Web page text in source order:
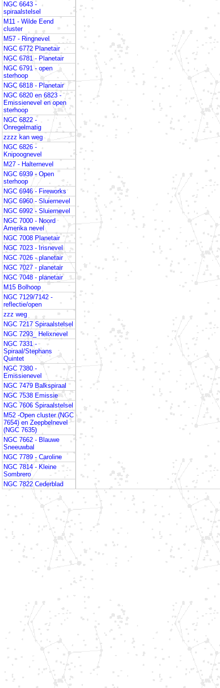
NGC 6643 -
spiraalstelsel
M11 - Wilde Eend
cluster
M57 - Ringnevel
NGC 6772 Planetair
NGC 6781 - Planetair
NGC 6791 - open
sterhoop
NGC 6818 - Planetair
NGC 6820 en 6823 -
Emissienevel en open
sterhoop
NGC 6822 -
Onregelmatig
zzzz kan weg
NGC 6826 -
Knipoognevel
M27 - Halternevel
NGC 6939 - Open
sterhoop
NGC 6946 - Fireworks
NGC 6960 - Sluiernevel
NGC 6992 - Sluiernevel
NGC 7000 - Noord
Amerika nevel
NGC 7008 Planetair
NGC 7023 - Irisnevel
NGC 7026 - planetair
NGC 7027 - planetair
NGC 7048 - planetair
M15 Bolhoop
NGC 7129/7142 -
reflectie/open
zzz weg
NGC 7217 Spiraalstelsel
NGC 7293_ Helixnevel
NGC 7331 -
Spiraal/Stephans
Quintet
NGC 7380 -
Emissienevel
NGC 7479 Balkspiraal
NGC 7538 Emissie
NGC 7606 Spiraalstelsel
M52 -Open cluster (NGC
7654) en Zeepbelnevel
(NGC 7635)
NGC 7662 - Blauwe
Sneeuwbal
NGC 7789 - Caroline
NGC 7814 - Kleine
Sombrero
NGC 7822 Cederblad